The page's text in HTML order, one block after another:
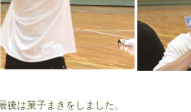
後は菓子まきをしました。